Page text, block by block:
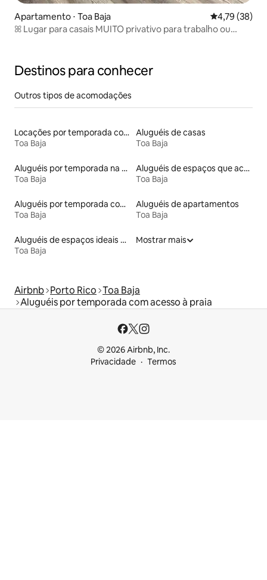
Apartamento ⋅ Toa Baja 4,79 de uma
4,79 (38)
ꕤ Lugar para casais MUITO privativo para trabalho ou
Destinos para conhecer
Outros tipos de acomodações
Locações por temporada com piscina
Toa Baja
Aluguéis de casas
Toa Baja
Aluguéis por temporada na orla
Toa Baja
Aluguéis de espaços que aceitam animais de estimação
Toa Baja
Aluguéis por temporada com acesso ao lago
Toa Baja
Aluguéis de apartamentos
Toa Baja
Aluguéis de espaços ideais para famílias
Toa Baja
Mostrar mais
Airbnb Porto Rico Toa Baja
Aluguéis por temporada com acesso à praia
© 2026 Airbnb, Inc.
Privacidade
Termos